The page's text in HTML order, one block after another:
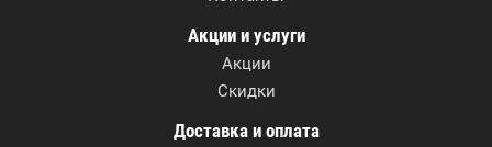
Акции и услуги
Акции
Скидки
Доставка и оплата